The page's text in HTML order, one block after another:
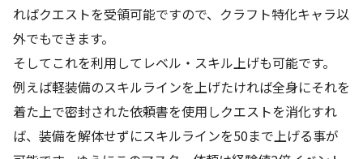
ればクエストを受領可能ですので、クラフト特化キャラ以
外でもできます。
そしてこれを利用してレベル・スキル上げも可能です。
例えば軽装備のスキルラインを上げたければ全身にそれを
着た上で密封された依頼書を使用しクエストを消化すれ
ば、装備を解体せずにスキルラインを50まで上げる事が